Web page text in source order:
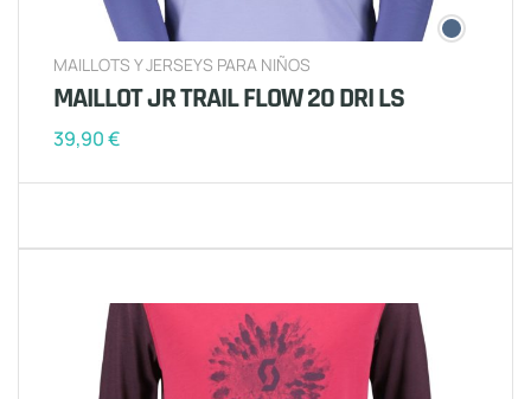
MAILLOTS Y JERSEYS PARA NIÑOS
MAILLOT JR TRAIL FLOW 20 DRI LS
39,90€